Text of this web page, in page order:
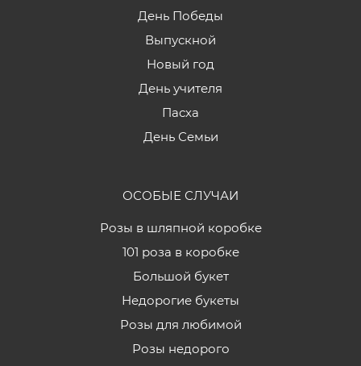
День Победы
Выпускной
Новый год
День учителя
Пасха
День Семьи
ОСОБЫЕ СЛУЧАИ
Розы в шляпной коробке
101 роза в коробке
Большой букет
Недорогие букеты
Розы для любимой
Розы недорого